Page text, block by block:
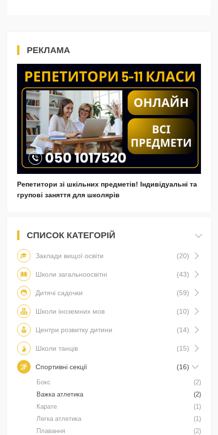
СПИСОК КАТЕГОРІЙ
Заклади вищої освіти (20)
Школи загальноосвітні (43)
Дитячі садочки (59)
Школи іноземних мов (10)
Центри розвитку дитини (14)
Школи танців (15)
Спортивні секції (16)
Бокс
(2)
Важка атлетика
(2)
Карате
(1)
Легка атлетика
(1)
Плавання
(2)
РЕКЛАМА
Репетитори зі шкільних предметів! Індивідуальні та
групові заняття для школярів